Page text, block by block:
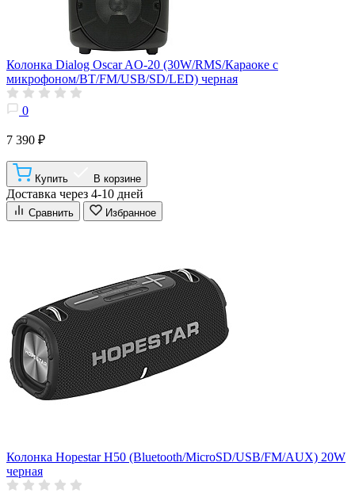
Колонка Dialog Oscar AO-20 (30W/RMS/Караоке с
микрофоном/BT/FM/USB/SD/LED) черная
0
7 390 ₽
Купить В корзине
Доставка через 4-10 дней
Сравнить Избранное
Колонка Hopestar H50 (Bluetooth/MicroSD/USB/FM/AUX) 20W
черная